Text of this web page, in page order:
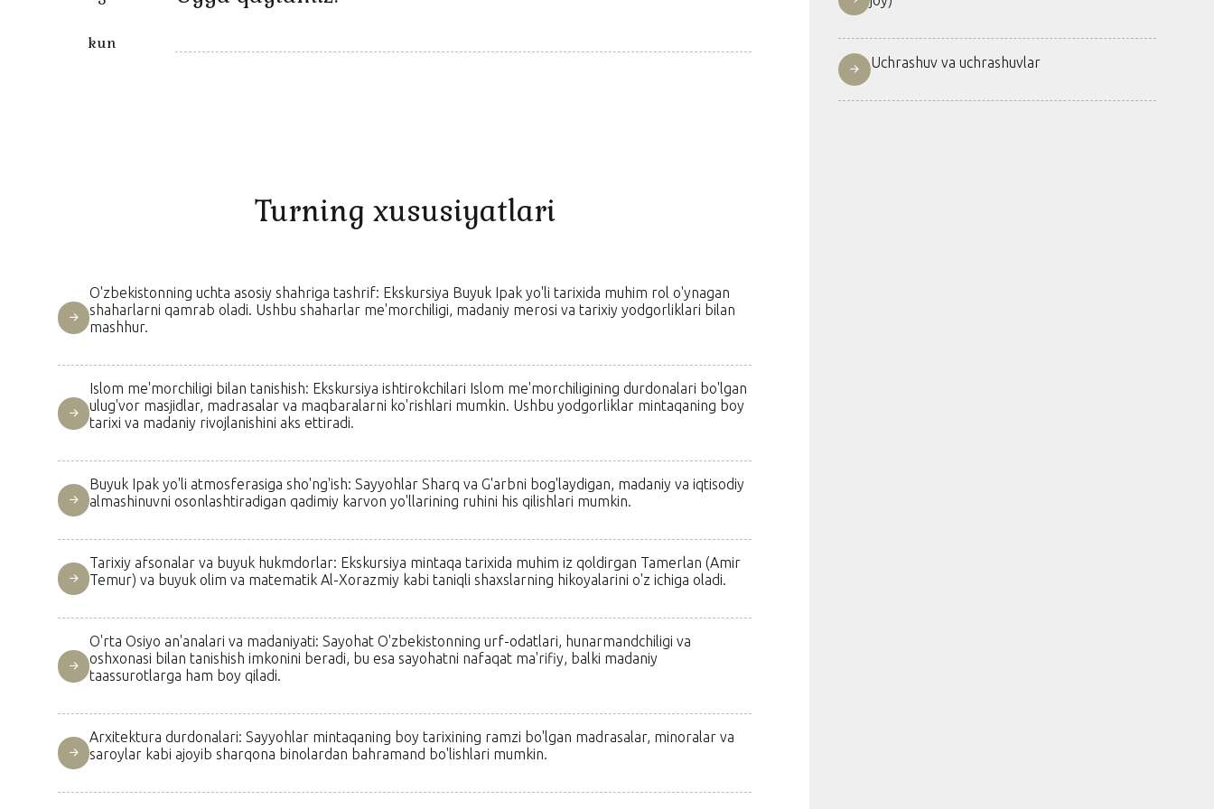
kun
Turning xususiyatlari
O'zbekistonning uchta asosiy shahriga tashrif: Ekskursiya Buyuk Ipak yo'li tarixida muhim rol o'ynagan
shaharlarni qamrab oladi. Ushbu shaharlar me'morchiligi, madaniy merosi va tarixiy yodgorliklari bilan
mashhur.
Islom me'morchiligi bilan tanishish: Ekskursiya ishtirokchilari Islom me'morchiligining durdonalari bo'lgan
ulug'vor masjidlar, madrasalar va maqbaralarni ko'rishlari mumkin. Ushbu yodgorliklar mintaqaning boy
tarixi va madaniy rivojlanishini aks ettiradi.
Buyuk Ipak yo'li atmosferasiga sho'ng'ish: Sayyohlar Sharq va G'arbni bog'laydigan, madaniy va iqtisodiy
almashinuvni osonlashtiradigan qadimiy karvon yo'llarining ruhini his qilishlari mumkin.
Tarixiy afsonalar va buyuk hukmdorlar: Ekskursiya mintaqa tarixida muhim iz qoldirgan Tamerlan (Amir
Temur) va buyuk olim va matematik Al-Xorazmiy kabi taniqli shaxslarning hikoyalarini o'z ichiga oladi.
O'rta Osiyo an'analari va madaniyati: Sayohat O'zbekistonning urf-odatlari, hunarmandchiligi va
oshxonasi bilan tanishish imkonini beradi, bu esa sayohatni nafaqat ma'rifiy, balki madaniy
taassurotlarga ham boy qiladi.
Arxitektura durdonalari: Sayyohlar mintaqaning boy tarixining ramzi bo'lgan madrasalar, minoralar va
saroylar kabi ajoyib sharqona binolardan bahramand bo'lishlari mumkin.
Uchrashuv va uchrashuvlar